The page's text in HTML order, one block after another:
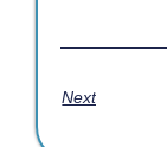
Next